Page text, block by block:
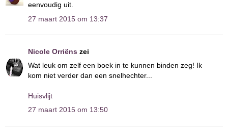
eenvoudig uit.
27 maart 2015 om 13:37
Nicole Orriëns zei
Wat leuk om zelf een boek in te kunnen binden zeg! Ik
kom niet verder dan een snelhechter...
Huisvlijt
27 maart 2015 om 13:50